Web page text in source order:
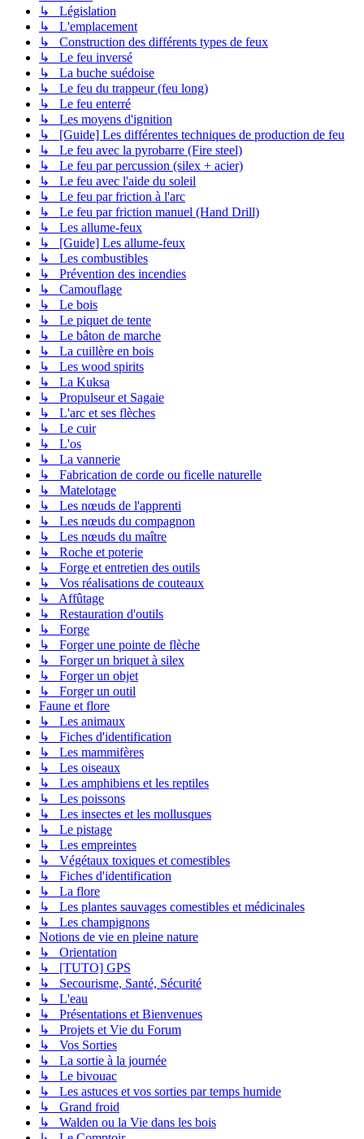
↳ Législation
↳ L'emplacement
↳ Construction des différents types de feux
↳ Le feu inversé
↳ La buche suédoise
↳ Le feu du trappeur (feu long)
↳ Le feu enterré
↳ Les moyens d'ignition
↳ [Guide] Les différentes techniques de production de feu
↳ Le feu avec la pyrobarre (Fire steel)
↳ Le feu par percussion (silex + acier)
↳ Le feu avec l'aide du soleil
↳ Le feu par friction à l'arc
↳ Le feu par friction manuel (Hand Drill)
↳ Les allume-feux
↳ [Guide] Les allume-feux
↳ Les combustibles
↳ Prévention des incendies
↳ Camouflage
↳ Le bois
↳ Le piquet de tente
↳ Le bâton de marche
↳ La cuillère en bois
↳ Les wood spirits
↳ La Kuksa
↳ Propulseur et Sagaie
↳ L'arc et ses flèches
↳ Le cuir
↳ L'os
↳ La vannerie
↳ Fabrication de corde ou ficelle naturelle
↳ Matelotage
↳ Les nœuds de l'apprenti
↳ Les nœuds du compagnon
↳ Les nœuds du maître
↳ Roche et poterie
↳ Forge et entretien des outils
↳ Vos réalisations de couteaux
↳ Affûtage
↳ Restauration d'outils
↳ Forge
↳ Forger une pointe de flèche
↳ Forger un briquet à silex
↳ Forger un objet
↳ Forger un outil
Faune et flore
↳ Les animaux
↳ Fiches d'identification
↳ Les mammifères
↳ Les oiseaux
↳ Les amphibiens et les reptiles
↳ Les poissons
↳ Les insectes et les mollusques
↳ Le pistage
↳ Les empreintes
↳ Végétaux toxiques et comestibles
↳ Fiches d'identification
↳ La flore
↳ Les plantes sauvages comestibles et médicinales
↳ Les champignons
Notions de vie en pleine nature
↳ Orientation
↳ [TUTO] GPS
↳ Secourisme, Santé, Sécurité
↳ L'eau
↳ Présentations et Bienvenues
↳ Projets et Vie du Forum
↳ Vos Sorties
↳ La sortie à la journée
↳ Le bivouac
↳ Les astuces et vos sorties par temps humide
↳ Grand froid
↳ Walden ou la Vie dans les bois